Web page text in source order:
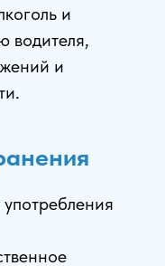
и
водителя,
и